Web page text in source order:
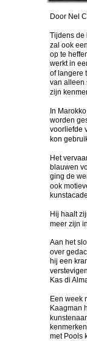
Door Nel
Tijdens de
zal ook
op te
werkt in
of langere
van alleen
zijn
In
worden
voorliefde
kon
Het
blauwen
ging de
ook
Hij haalt
meer zijn
Aan het
over
hij een
Kas di
Een week
Kaagman
met Pools